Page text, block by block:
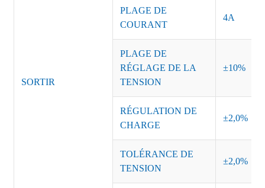
SORTIR
PLAGE DE
COURANT
4A
PLAGE DE
RÉGLAGE DE LA
TENSION
±10%
RÉGULATION DE
CHARGE
±2,0%
TOLÉRANCE DE
TENSION
±2,0%